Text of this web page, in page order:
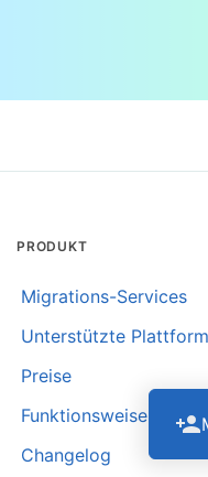
PRODUKT
Migrations-Services
Unterstützte
Preise
Funktionsweise
Changelog